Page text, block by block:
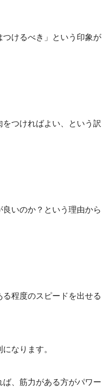
けるべき」という印象が
つければよい、という訳
いのか？という理由から
程度のスピードを出せる
なります。
、筋力がある方がパワー